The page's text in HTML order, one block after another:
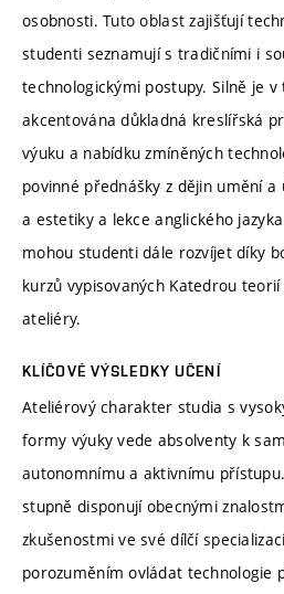
osobnosti. Tuto oblast zajišťují
studenti seznamují s tradičními i
technologickými postupy. Silně je
akcentována důkladná kreslířská
výuku a nabídku zmíněných
povinné přednášky z dějin umění
a estetiky a lekce anglického
mohou studenti dále rozvíjet díky
kurzů vypisovaných Katedrou
ateliéry.
KLÍČOVÉ VÝSLEDKY UČENÍ
Ateliérový charakter studia s
formy výuky vede absolventy k
autonomnímu a aktivnímu
stupně disponují obecnými
zkušenostmi ve své dílčí
porozuměním ovládat technologie